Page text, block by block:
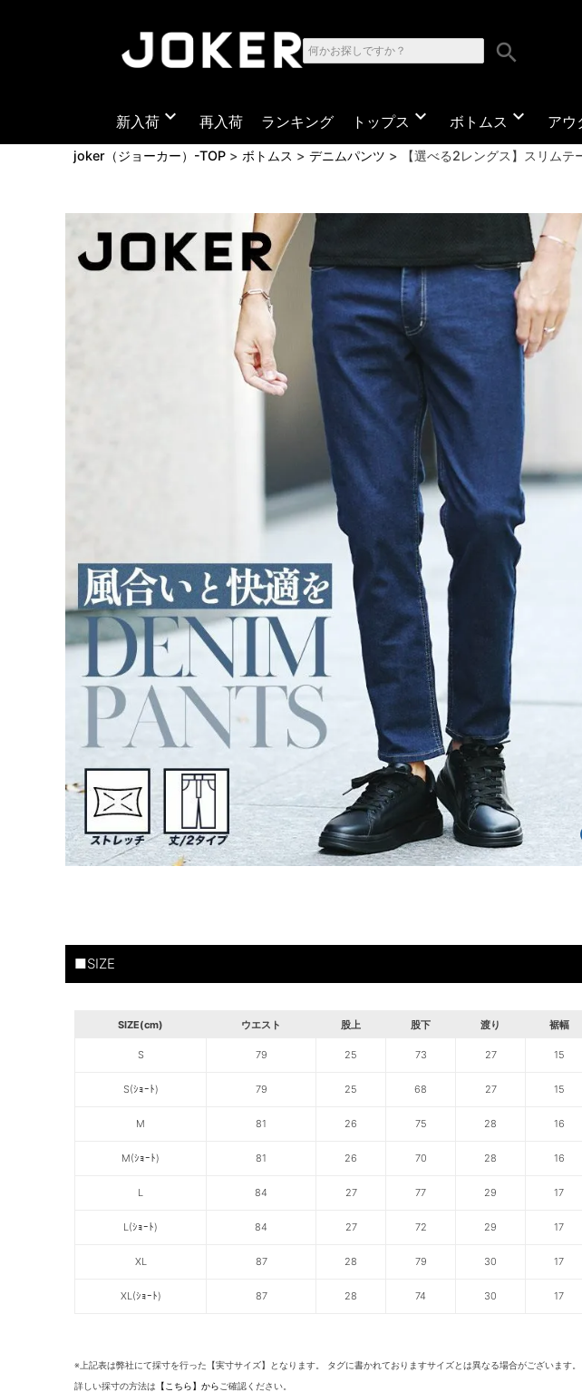
search
新入荷 expand_more 再入荷 ランキング トップス expand_more ボトムス expand_more アウ
joker（ジョーカー）-TOP ボトムス デニムパンツ 【選べる2レングス】スリム
■SIZE
SIZE(cm) ウエスト 股上 股下 渡り 裾幅
S 79 25 73 27 15
S(ｼｮｰﾄ) 79 25 68 27 15
M 81 26 75 28 16
M(ｼｮｰﾄ) 81 26 70 28 16
L 84 27 77 29 17
L(ｼｮｰﾄ) 84 27 72 29 17
XL 87 28 79 30 17
XL(ｼｮｰﾄ) 87 28 74 30 17
※上記表は弊社にて採寸を行った【実寸サイズ】となります。 タグに書かれておりますサイズとは異なる場合がございます。
詳しい採寸の方法は 【こちら】から ご確認ください。